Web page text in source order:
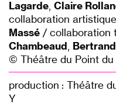
Lagarde, Claire
collaboration artistique
Massé / collaboration
Chambeaud,
© Théâtre du Point du
production : Théâtre
Y